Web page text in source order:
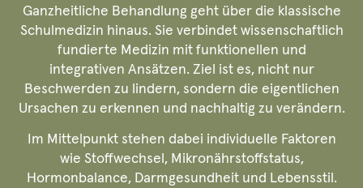
Ganzheitliche Behandlung geht über die klassische
Schulmedizin hinaus. Sie verbindet wissenschaftlich
fundierte Medizin mit funktionellen und
integrativen Ansätzen. Ziel ist es, nicht nur
Beschwerden zu lindern, sondern die eigentlichen
Ursachen zu erkennen und nachhaltig zu verändern.
Im Mittelpunkt stehen dabei individuelle Faktoren
wie Stoffwechsel, Mikronährstoffstatus,
Hormonbalance, Darmgesundheit und Lebensstil.